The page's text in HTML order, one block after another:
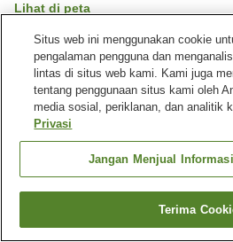
Lihat di peta
Hebat Ulasan:143
Fasilitas properti
Tempat parkir
Spa
Lounge
Beranda Jepang Tochigi
Kota
Nasu Onsen Omaru Onsen Ryokan
Cari
Situs web ini menggunakan cookie
pengalaman pengguna dan
lintas di situs web kami. Kami juga
tentang penggunaan situs kami oleh
media sosial, periklanan, dan analitik
Privasi
Jangan Menjual
Terima